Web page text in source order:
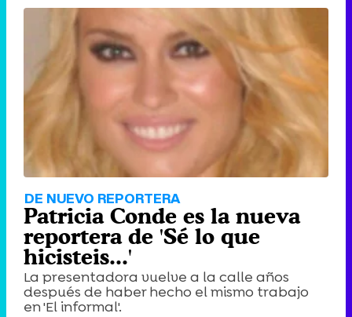
DE NUEVO REPORTERA
Patricia Conde es la nueva
reportera de 'Sé lo que
hicisteis...'
La presentadora vuelve a la calle años
después de haber hecho el mismo trabajo
en 'El informal'.